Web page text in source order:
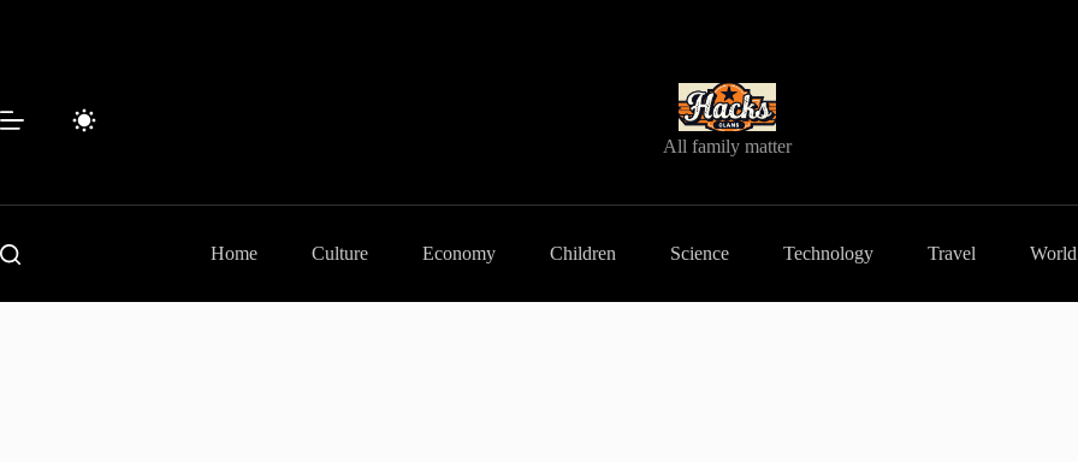
All family matter
Home Culture Economy Children Science Technology Travel World